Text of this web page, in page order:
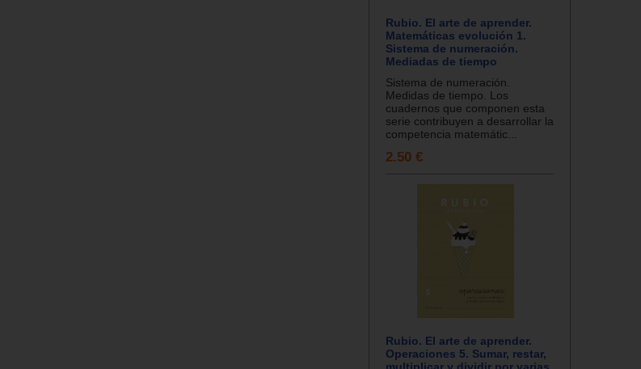
Rubio. El arte de aprender.
Matemáticas evolución 1.
Sistema de numeración.
Mediadas de tiempo
Sistema de numeración.
Medidas de tiempo. Los
cuadernos que componen esta
serie contribuyen a desarrollar la
competencia matemátic...
2.50 €
Rubio. El arte de aprender.
Operaciones 5. Sumar, restar,